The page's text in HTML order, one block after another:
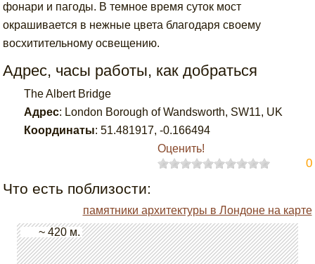
фонари и пагоды. В темное время суток мост
окрашивается в нежные цвета благодаря своему
восхитительному освещению.
Адрес, часы работы, как добраться
The Albert Bridge
Адрес: London Borough of Wandsworth, SW11, UK
Координаты: 51.481917,-0.166494
Оценить!
0
Что есть поблизости:
памятники архитектуры в Лондоне на карте
~ 420 м.